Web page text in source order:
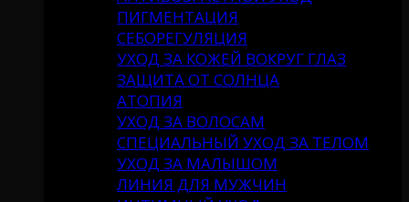
ПИГМЕНТАЦИЯ
СЕБОРЕГУЛЯЦИЯ
УХОД ЗА КОЖЕЙ ВОКРУГ ГЛАЗ
ЗАЩИТА ОТ СОЛНЦА
АТОПИЯ
УХОД ЗА ВОЛОСАМ
СПЕЦИАЛЬНЫЙ УХОД ЗА ТЕЛОМ
УХОД ЗА МАЛЫШОМ
ЛИНИЯ ДЛЯ МУЖЧИН